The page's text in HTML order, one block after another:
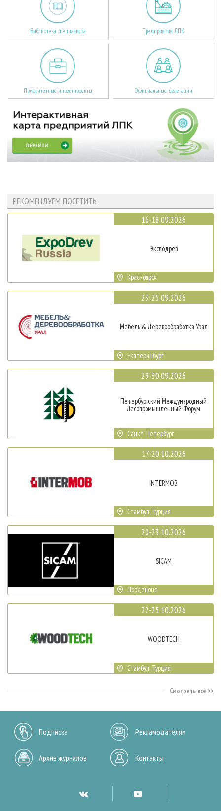
Библиотека специалиста Предприятия ЛПК
Приоритетные инвестпроекты Официальные делегации
РЕКОМЕНДУЕМ ПОСЕТИТЬ
16-18.09.2026
Эксподрев
Красноярск
23-25.09.2026
Мебель & Деревообработка Урал
Екатеринбург
29-30.09.2026
Петербургский Международный
Лесопромышленный Форум
Санкт-Петербург
17-20.10.2026
INTERMOB
Стамбул, Турция
20-23.10.2026
SICAM
Порденоне
22-25.10.2026
WOODTECH
Стамбул, Турция
Смотреть все
Подписка Рекламодателям
Архив журналов Контакты